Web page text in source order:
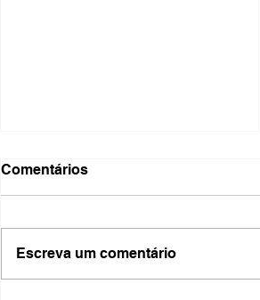
Comentários
Escreva um comentário